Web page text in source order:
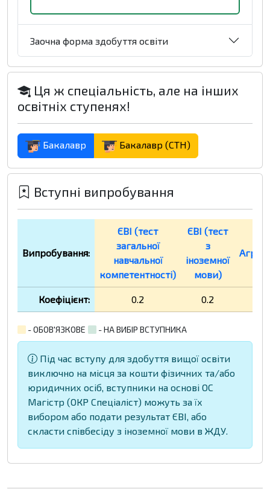
Заочна форма здобуття освіти
Ця ж спеціальність, але на інших
освітніх ступенях!
Бакалавр Бакалавр (СТН)
Вступні випробування
Випробування:
ЄВІ (тест
загальної
навчальної
компетентності)
ЄВІ (тест
з
іноземної
мови)
Коефіцієнт: 0.2 0.2
- ОБОВ'ЯЗКОВЕ - НА ВИБІР ВСТУПНИКА
Під час вступу для здобуття вищої освіти
виключно на місця за кошти фізичних та/або
юридичних осіб, вступники на основі ОС
Магістр (ОКР Спеціаліст) можуть за їх
вибором або подати результат ЄВІ, або
скласти співбесіду з іноземної мови в ЖДУ.